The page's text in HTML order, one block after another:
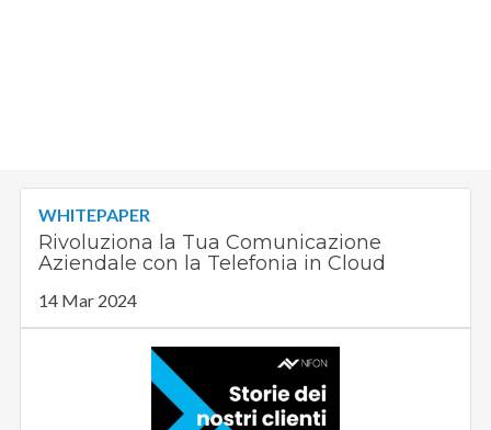
WHITEPAPER
Rivoluziona la Tua Comunicazione
Aziendale con la Telefonia in Cloud
14 Mar 2024